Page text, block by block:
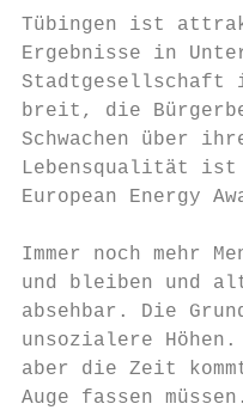
Tübingen ist
Ergebnisse in
breit, die
Schwachen über
Lebensqualität
European Energy
Immer noch mehr
und bleiben und
absehbar. Die
unsozialere
aber die Zeit
Auge fassen